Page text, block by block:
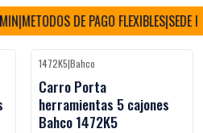
|METODOS DE PAGO FLEXIBLES|SEDE
-18%OFF
1472K5|Bahco
Carro Porta
herramientas 5 cajones
Bahco 1472K5